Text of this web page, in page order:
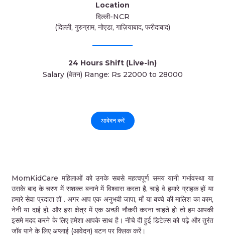
Location
दिल्ली-NCR
(दिल्ली, गुरुग्राम, नोएडा, गाज़ियाबाद, फरीदाबाद)
24 Hours Shift (Live-in)
Salary (वेतन) Range: Rs 22000 to 28000
आवेदन करें
MomKidCare महिलाओं को उनके सबसे महत्वपूर्ण समय यानी गर्भावस्था या
उसके बाद के चरण में सशक्त बनाने में विश्वास करता है, चाहे वे हमारे ग्राहक हों या
हमारे सेवा प्रदाता हों . अगर आप एक अनुभवी जापा, माँ या बच्चे की मालिश का काम,
नेनी या दाई हो, और इस क्षेत्र में एक अच्छी नौकरी करना चाहते हो तो हम आपकी
इसमे मदद करने के लिए हमेशा आपके साथ है। नीचे दी हुई डिटेल्स को पढ़े और तुरंत
जॉब पाने के लिए अप्लाई (आवेदन) बटन पर क्लिक करें।